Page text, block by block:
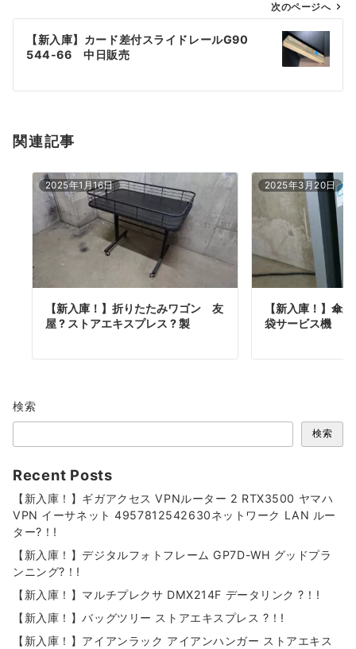
ン
次のページへ
【新入庫】カード差付スライドレールG90
544-66 中日販売
関連記事
2025年1月16日
【新入庫！】折りたたみワゴン 友
屋 ? ストアエキスプレス ? 製
2025年3月20日
【新入庫！】傘
袋サービス機
検索
検索
Recent Posts
【新入庫！】ギガアクセス VPNルーター 2 RTX3500 ヤマハ
VPN イーサネット 4957812542630ネットワーク LAN ルー
ター?！!
【新入庫！】デジタルフォトフレーム GP7D-WH グッドプラ
ンニング?！!
【新入庫！】マルチプレクサ DMX214F データリンク ?！!
【新入庫！】バッグツリー ストアエキスプレス ?！!
【新入庫！】アイアンラック アイアンハンガー ストアエキス